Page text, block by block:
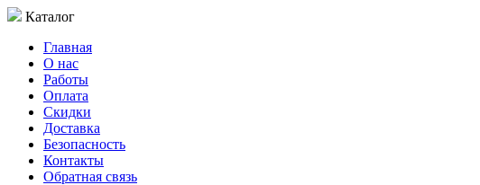
Каталог
Главная
О нас
Работы
Оплата
Скидки
Доставка
Безопасность
Контакты
Обратная связь